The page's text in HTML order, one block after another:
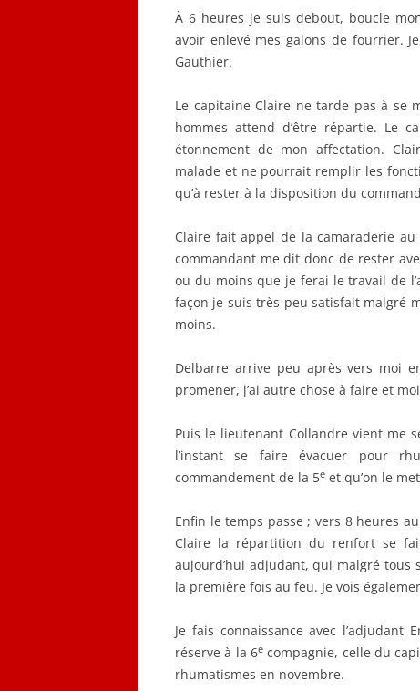
À 6 heures je suis debout, boucle
avoir enlevé mes galons de fourrier.
Gauthier.
Le capitaine Claire ne tarde pas à se
hommes attend d’être répartie. Le
étonnement de mon affectation.
malade et ne pourrait remplir les
qu’à rester à la disposition du
Claire fait appel de la camaraderie au
commandant me dit donc de rester
ou du moins que je ferai le travail de
façon je suis très peu satisfait malgré
moins.
Delbarre arrive peu après vers moi
promener, j’ai autre chose à faire et
Puis le lieutenant Collandre vient me
l’instant se faire évacuer pour
commandement de la 5e et qu’on le
Enfin le temps passe ; vers 8 heures
Claire la répartition du renfort se
aujourd’hui adjudant, qui malgré tous
la première fois au feu. Je vois
Je fais connaissance avec l’adjudant
réserve à la 6e compagnie, celle du
rhumatismes en novembre.